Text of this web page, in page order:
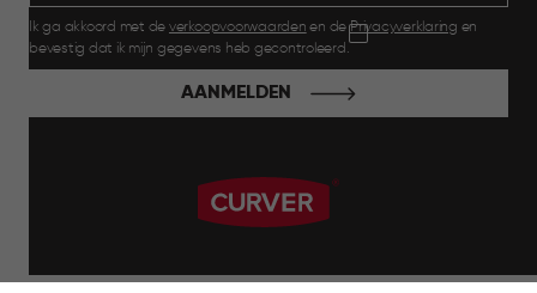
Ik ga akkoord met de verkoopvoorwaarden en dePrivacyverklaring en
bevestig dat ik mijn gegevens heb gecontroleerd.
AANMELDEN